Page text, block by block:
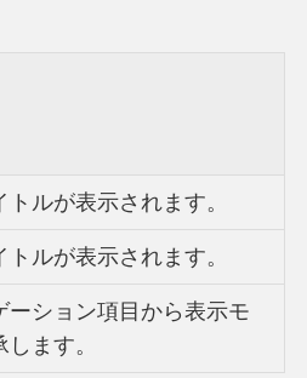
トルが表示されます。
ルが表示されます。
ーション項目から表示モ
ます。